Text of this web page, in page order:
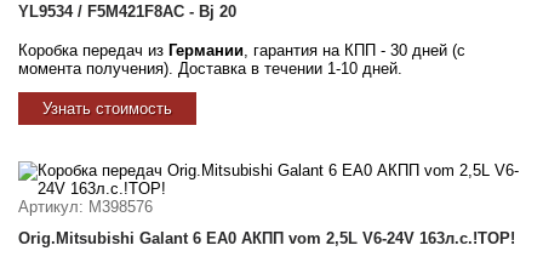
YL9534 / F5M421F8AC - Bj 20
Коробка передач из Германии , гарантия на КПП - 30 дней (с
момента получения). Доставка в течении 1-10 дней.
Узнать стоимость
Артикул: M398576
Orig.Mitsubishi Galant 6 EA0 АКПП vom 2,5L V6-24V 163л.с.!TOP!